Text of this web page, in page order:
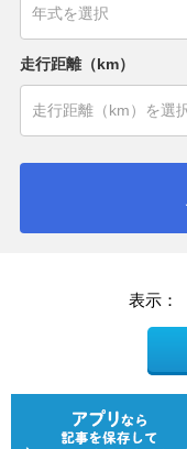
走行距離（km）
表示：